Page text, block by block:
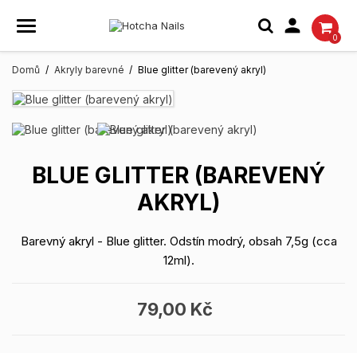

0
Domů Akryly barevné Blue glitter (barevený akryl)
BLUE GLITTER (BAREVENÝ
AKRYL)
Barevný akryl - Blue glitter. Odstín modrý, obsah 7,5g (cca
12ml) .
79,00 Kč